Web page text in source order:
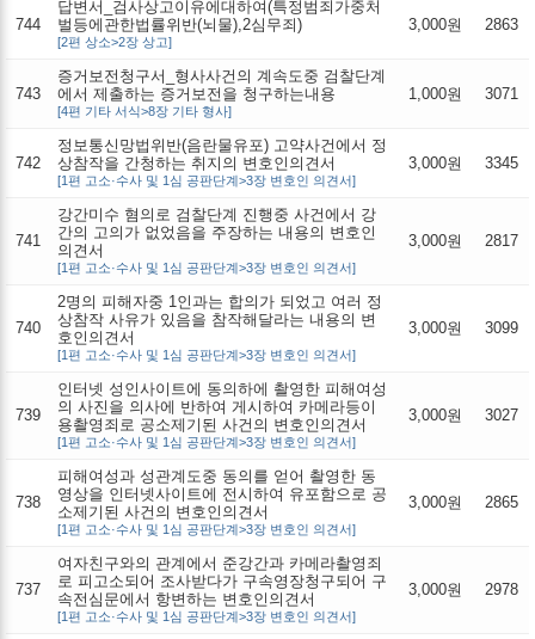
744
답변서_검사상고이유에대하여(특정범죄가중처
벌등에관한법률위반(뇌물),2심무죄)
[2편 상소>2장 상고]
3,000원 2863
743
증거보전청구서_형사사건의 계속도중 검찰단계
에서 제출하는 증거보전을 청구하는내용
[4편 기타 서식>8장 기타 형사]
1,000원 3071
742
정보통신망법위반(음란물유포) 고약사건에서 정
상참작을 간청하는 취지의 변호인의견서
[1편 고소·수사 및 1심 공판단계>3장 변호인 의견서]
3,000원 3345
741
강간미수 혐의로 검찰단계 진행중 사건에서 강
간의 고의가 없었음을 주장하는 내용의 변호인
의견서
[1편 고소·수사 및 1심 공판단계>3장 변호인 의견서]
3,000원 2817
740
2명의 피해자중 1인과는 합의가 되었고 여러 정
상참작 사유가 있음을 참작해달라는 내용의 변
호인의견서
[1편 고소·수사 및 1심 공판단계>3장 변호인 의견서]
3,000원 3099
739
인터넷 성인사이트에 동의하에 촬영한 피해여성
의 사진을 의사에 반하여 게시하여 카메라등이
용촬영죄로 공소제기된 사건의 변호인의견서
[1편 고소·수사 및 1심 공판단계>3장 변호인 의견서]
3,000원 3027
738
피해여성과 성관계도중 동의를 얻어 촬영한 동
영상을 인터넷사이트에 전시하여 유포함으로 공
소제기된 사건의 변호인의견서
[1편 고소·수사 및 1심 공판단계>3장 변호인 의견서]
3,000원 2865
737
여자친구와의 관계에서 준강간과 카메라촬영죄
로 피고소되어 조사받다가 구속영장청구되어 구
속전심문에서 항변하는 변호인의견서
[1편 고소·수사 및 1심 공판단계>3장 변호인 의견서]
3,000원 2978